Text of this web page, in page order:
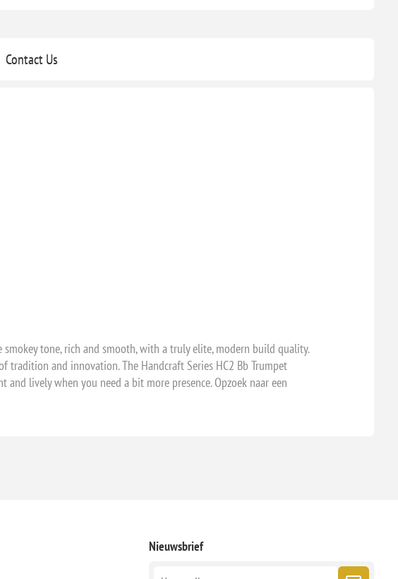
Contact Us
tone, rich and smooth, with a truly elite, modern build quality.
and innovation. The Handcraft Series HC2 Bb Trumpet
lively when you need a bit more presence. Opzoek naar een
Nieuwsbrief